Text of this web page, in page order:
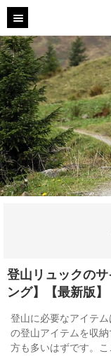
登山リュックの
ング】【最新版】
登山に必要なアイテ
の登山アイテムを収
方も多いはずです。